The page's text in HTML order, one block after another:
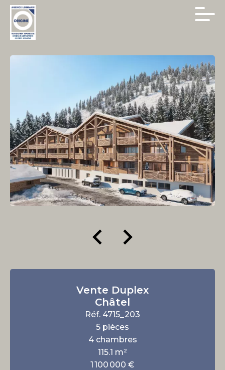
Vente Duplex
Châtel
Réf. 4715_203
5 pièces
4 chambres
115.1 m²
1 100 000 €